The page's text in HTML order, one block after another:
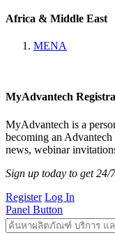
Africa & Middle East
MENA
MyAdvantech
MyAdvantech is a
becoming an
news, webinar
Sign up today to get
Register Log In
Panel Button